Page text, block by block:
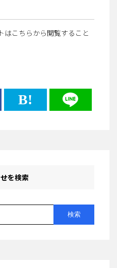
はこちらから閲覧すること
B!
を検索